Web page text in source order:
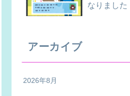
なりました
アーカイブ
2026年8月